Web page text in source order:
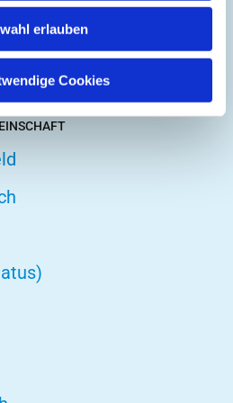
erlauben
Cookies